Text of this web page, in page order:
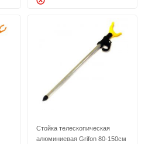
Стойка телескопическая
алюминиевая Grifon 80-150см